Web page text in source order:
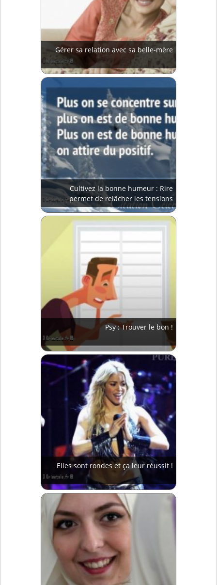
Gérer sa relation avec sa belle-mère
Cultivez la bonne humeur : Rire
permet de relâcher les tensions
Psy : Trouver le bon !
Elles sont rondes et ça leur réussit !